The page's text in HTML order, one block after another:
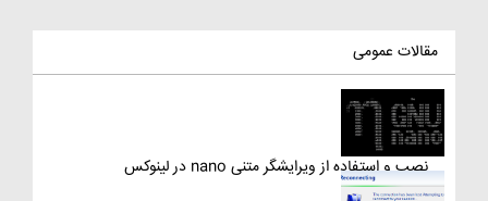
مقالات عمومی
نصب و استفاده از ویرایشگر متنی nano در لینوکس